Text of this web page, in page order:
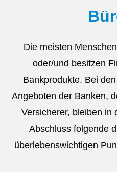
Die meisten
oder/und besitzen
Bankprodukte. Bei
Angeboten der Banken,
Versicherer, bleiben in
Abschluss folgende
überlebenswichtigen